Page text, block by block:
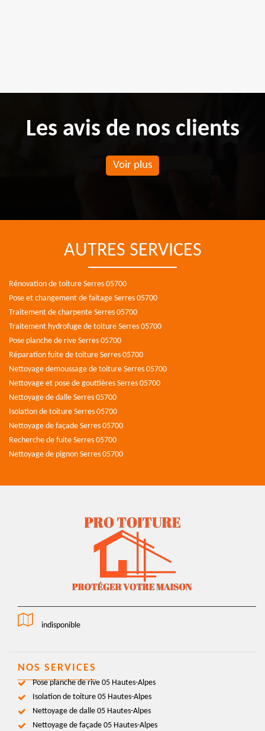
Les avis de nos clients
Voir plus
AUTRES SERVICES
Rénovation de toiture Serres 05700
Pose et changement de faitage Serres 05700
Traitement de charpente Serres 05700
Traitement hydrofuge de toiture Serres 05700
Pose planche de rive Serres 05700
Réparation fuite de toiture Serres 05700
Nettoyage demoussage de toiture Serres 05700
Nettoyage et pose de gouttières Serres 05700
Nettoyage de dalle Serres 05700
Isolation de toiture Serres 05700
Nettoyage de façade Serres 05700
Recherche de fuite Serres 05700
Nettoyage de pignon Serres 05700
indisponible
NOS SERVICES
Pose planche de rive 05 Hautes-Alpes
Isolation de toiture 05 Hautes-Alpes
Nettoyage de dalle 05 Hautes-Alpes
Nettoyage de façade 05 Hautes-Alpes